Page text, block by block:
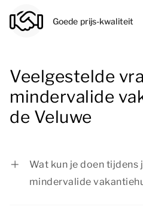
Goede prijs-kwaliteit
Veelgestelde
mindervalide
de Veluwe
Wat kun je doen tijdens
mindervalide